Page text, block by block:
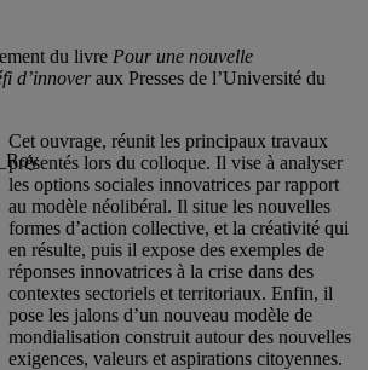
du livre Pour une nouvelle
d’innoveraux Presses de l’Université du
Cet ouvrage, réunit les principaux travaux
présentés lors du colloque. Il vise à analyser
les options sociales innovatrices par rapport
au modèle néolibéral. Il situe les nouvelles
formes d’action collective, et la créativité qui
en résulte, puis il expose des exemples de
réponses innovatrices à la crise dans des
contextes sectoriels et territoriaux. Enfin, il
pose les jalons d’un nouveau modèle de
mondialisation construit autour des nouvelles
exigences, valeurs et aspirations citoyennes.